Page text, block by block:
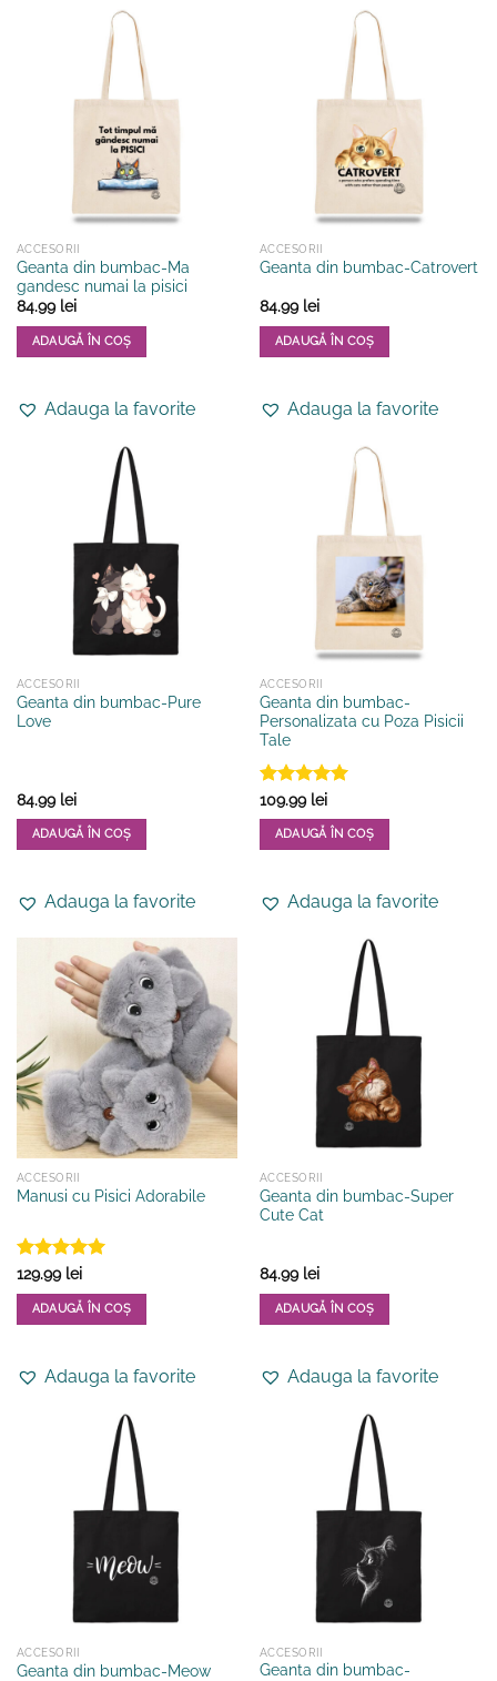
ACCESORII
Geanta din bumbac-Ma
gandesc numai la pisici
84.99 lei
ADAUGĂ ÎN COȘ
Adauga la favorite
ACCESORII
Geanta din bumbac-Catrovert
84.99 lei
ADAUGĂ ÎN COȘ
Adauga la favorite
ACCESORII
Geanta din bumbac-Pure
Love
84.99 lei
ADAUGĂ ÎN COȘ
Adauga la favorite
ACCESORII
Geanta din bumbac-
Personalizata cu Poza Pisicii
Tale
Evaluat la
5din 5
109.99 lei
ADAUGĂ ÎN COȘ
Adauga la favorite
ACCESORII
Manusi cu Pisici Adorabile
Evaluat la
5din 5
129.99 lei
ADAUGĂ ÎN COȘ
are Adauga la favorite
ACCESORII
Geanta din bumbac-Super
Cute Cat
84.99 lei
ADAUGĂ ÎN COȘ
Adauga la favorite
ACCESORII
Geanta din bumbac-Meow
ACCESORII
Geanta din bumbac-